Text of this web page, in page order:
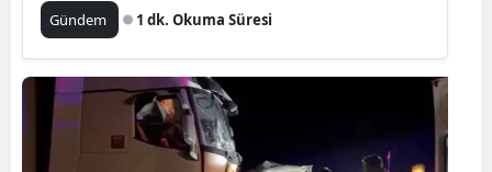
Gündem 1 dk. Okuma Süresi